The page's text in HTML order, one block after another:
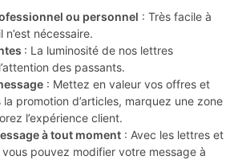
ou personnel : Très facile à
nécessaire.
: La luminosité de nos lettres
des passants.
: Mettez en valeur vos offres et
promotion d’articles, marquez une zone
l’expérience client.
à tout moment : Avec les lettres et
pouvez modifier votre message à